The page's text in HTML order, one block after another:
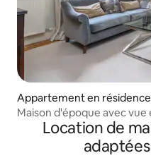
Appartement en résidence
Maison d'époque avec
Location de